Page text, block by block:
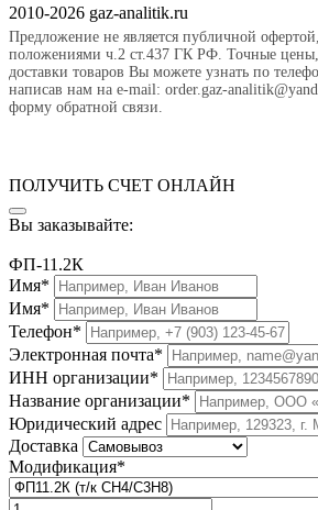
2010-2026 gaz-analitik.ru
Предложение не является публичной
положениями ч.2 ст.437 ГК РФ. Точные цены,
доставки товаров Вы можете узнать по
написав нам на e-mail: order.gaz-
форму обратной связи.
ПОЛУЧИТЬ СЧЕТ ОНЛАЙН
Вы заказывайте:
ФП-11.2К
Имя*
Имя*
Телефон*
Электронная почта*
ИНН организации*
Название организации*
Юридический адрес
Доставка
Модификация*